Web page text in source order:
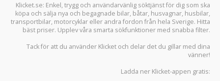
Klicket.se: Enkel, trygg och användarvänlig söktjänst för dig som ska
köpa och sälja nya och begagnade bilar, båtar, husvagnar, husbilar,
transportbilar, motorcyklar eller andra fordon från hela Sverige. Hitta
bäst priser. Upplev våra smarta sökfunktioner med snabba filter.
Tack för att du använder Klicket och delar det du gillar med dina
vänner!
Ladda ner Klicket-appen gratis: